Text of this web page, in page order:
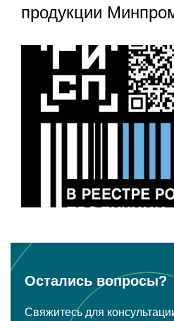
продукции
Остались вопросы?
Свяжитесь для